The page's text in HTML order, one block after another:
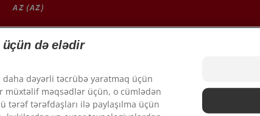
AZ (AZ)
Məxfilik siyasəti
də elədir
daha dəyərli təcrübə yaratmaq üçün
müxtəlif məqsədlər üçün, o cümlədən
tərəfdaşları ilə paylaşılma üçün